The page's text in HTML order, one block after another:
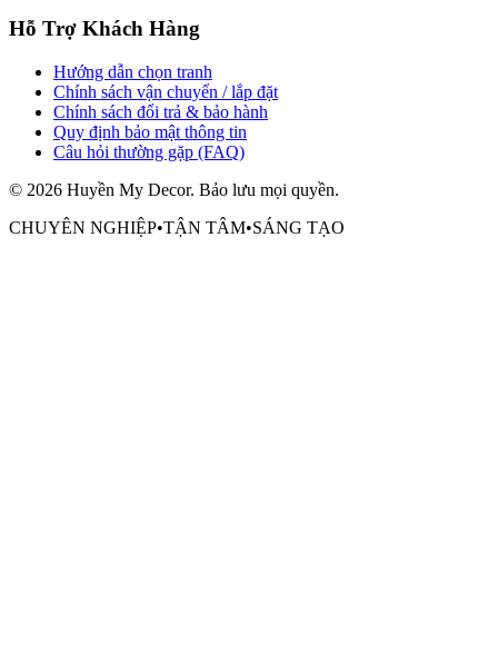
Hỗ Trợ Khách Hàng
Hướng dẫn chọn tranh
Chính sách vận chuyển / lắp đặt
Chính sách đổi trả & bảo hành
Quy định bảo mật thông tin
Câu hỏi thường gặp (FAQ)
© 2026 Huyền My Decor. Bảo lưu mọi quyền.
CHUYÊN NGHIỆP•TẬN TÂM•SÁNG TẠO